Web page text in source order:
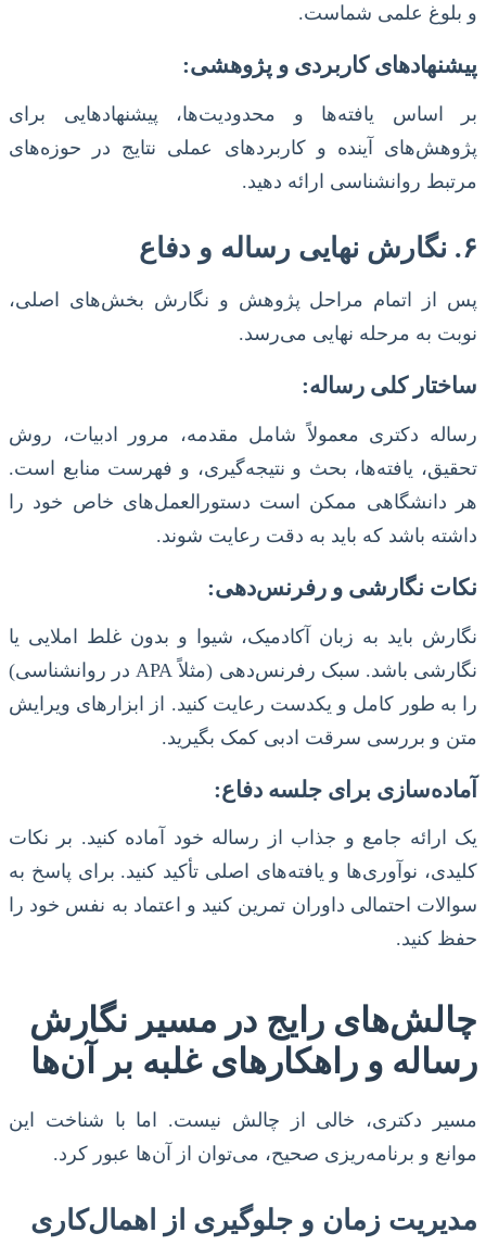
و بلوغ علمی شماست.
پیشنهادهای کاربردی و پژوهشی:
بر اساس یافته‌ها و محدودیت‌ها، پیشنهادهایی برای
پژوهش‌های آینده و کاربردهای عملی نتایج در حوزه‌های
مرتبط روانشناسی ارائه دهید.
۶. نگارش نهایی رساله و دفاع
پس از اتمام مراحل پژوهش و نگارش بخش‌های اصلی،
نوبت به مرحله نهایی می‌رسد.
ساختار کلی رساله:
رساله دکتری معمولاً شامل مقدمه، مرور ادبیات، روش
تحقیق، یافته‌ها، بحث و نتیجه‌گیری، و فهرست منابع است.
هر دانشگاهی ممکن است دستورالعمل‌های خاص خود را
داشته باشد که باید به دقت رعایت شوند.
نکات نگارشی و رفرنس‌دهی:
نگارش باید به زبان آکادمیک، شیوا و بدون غلط املایی یا
نگارشی باشد. سبک رفرنس‌دهی (مثلاً APA در روانشناسی)
را به طور کامل و یکدست رعایت کنید. از ابزارهای ویرایش
متن و بررسی سرقت ادبی کمک بگیرید.
آماده‌سازی برای جلسه دفاع:
یک ارائه جامع و جذاب از رساله خود آماده کنید. بر نکات
کلیدی، نوآوری‌ها و یافته‌های اصلی تأکید کنید. برای پاسخ به
سوالات احتمالی داوران تمرین کنید و اعتماد به نفس خود را
حفظ کنید.
چالش‌های رایج در مسیر نگارش
رساله و راهکارهای غلبه بر آن‌ها
مسیر دکتری، خالی از چالش نیست. اما با شناخت این
موانع و برنامه‌ریزی صحیح، می‌توان از آن‌ها عبور کرد.
مدیریت زمان و جلوگیری از اهمال‌کاری